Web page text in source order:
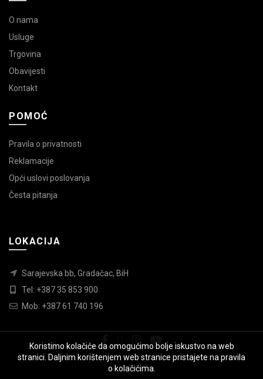
O nama
Usluge
Trgovina
Obavijesti
Kontakt
POMOĆ
Pravila o privatnosti
Reklamacije
Opći uslovi poslovanja
Česta pitanja
LOKACIJA
Sarajevska bb, Gradačac, BiH
Tel: +387 35 853 900
Mob: +387 61 740 196
Koristimo kolačiće da omogućimo bolje iskustvo na web
stranici. Daljnim korištenjem web stranice pristajete na pravila
o kolačićima.